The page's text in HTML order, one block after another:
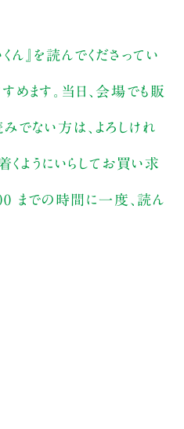
ん』を読んでくださってい
めます。当日、会場でも販
でない方は、よろしけれ
ようにいらしてお買い求
までの時間に一度、読ん